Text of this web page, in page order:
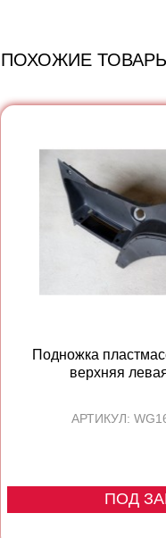
ПОХОЖИЕ
Подножка
верхняя
АРТИКУЛ:
ПОД